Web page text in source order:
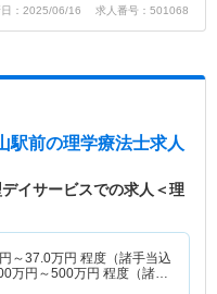
日：2025/06/16 求人番号：501068
駅前の理学療法士求人
イサービスでの求人＜理
～37.0万円 程度（諸手当込
万円～500万円 程度（諸手